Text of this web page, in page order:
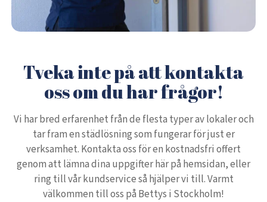
Tveka inte på att kontakta
oss om du har frågor!
Vi har bred erfarenhet från de flesta typer av lokaler och
tar fram en städlösning som fungerar för just er
verksamhet. Kontakta oss för en kostnadsfri offert
genom att lämna dina uppgifter här på hemsidan, eller
ring till vår kundservice så hjälper vi till. Varmt
välkommen till oss på Bettys i Stockholm!